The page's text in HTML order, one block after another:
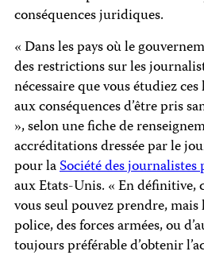
conséquences juridiques.
« Dans les pays où le
des restrictions sur les
nécessaire que vous étudiez
aux conséquences d’être pris
», selon une fiche de
accréditations dressée par le
pour laSociété des journalistes
aux Etats-Unis. « En définitive,
vous seul pouvez prendre, mais
police, des forces armées, ou
toujours préférable d’obtenir